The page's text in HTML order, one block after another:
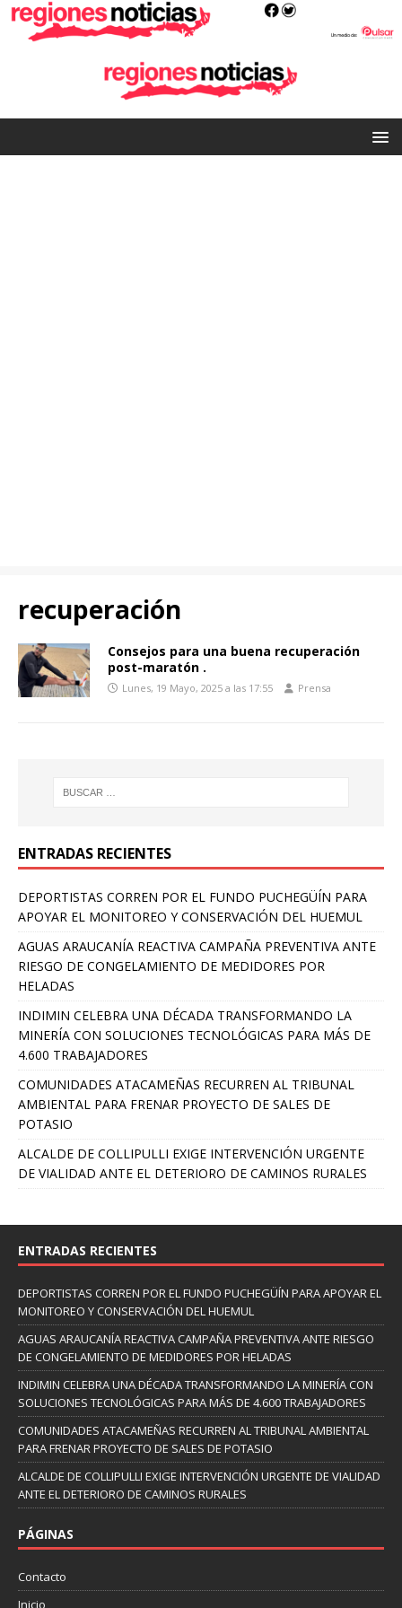
recuperación
Consejos para una buena recuperación
post-maratón .
Lunes, 19 Mayo, 2025 a las 17:55 Prensa
ENTRADAS RECIENTES
DEPORTISTAS CORREN POR EL FUNDO PUCHEGÜÍN PARA
APOYAR EL MONITOREO Y CONSERVACIÓN DEL HUEMUL
AGUAS ARAUCANÍA REACTIVA CAMPAÑA PREVENTIVA ANTE
RIESGO DE CONGELAMIENTO DE MEDIDORES POR
HELADAS
INDIMIN CELEBRA UNA DÉCADA TRANSFORMANDO LA
MINERÍA CON SOLUCIONES TECNOLÓGICAS PARA MÁS DE
4.600 TRABAJADORES
COMUNIDADES ATACAMEÑAS RECURREN AL TRIBUNAL
AMBIENTAL PARA FRENAR PROYECTO DE SALES DE
POTASIO
ALCALDE DE COLLIPULLI EXIGE INTERVENCIÓN URGENTE
DE VIALIDAD ANTE EL DETERIORO DE CAMINOS RURALES
ENTRADAS RECIENTES
DEPORTISTAS CORREN POR EL FUNDO PUCHEGÜÍN PARA APOYAR EL
MONITOREO Y CONSERVACIÓN DEL HUEMUL
AGUAS ARAUCANÍA REACTIVA CAMPAÑA PREVENTIVA ANTE RIESGO
DE CONGELAMIENTO DE MEDIDORES POR HELADAS
INDIMIN CELEBRA UNA DÉCADA TRANSFORMANDO LA MINERÍA CON
SOLUCIONES TECNOLÓGICAS PARA MÁS DE 4.600 TRABAJADORES
COMUNIDADES ATACAMEÑAS RECURREN AL TRIBUNAL AMBIENTAL
PARA FRENAR PROYECTO DE SALES DE POTASIO
ALCALDE DE COLLIPULLI EXIGE INTERVENCIÓN URGENTE DE VIALIDAD
ANTE EL DETERIORO DE CAMINOS RURALES
PÁGINAS
Contacto
Inicio